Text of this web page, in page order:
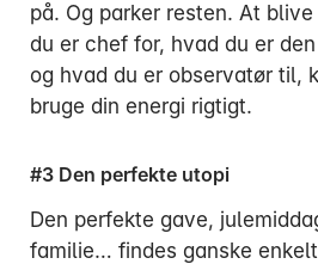
på. Og parker resten. At
du er chef for, hvad du er
og hvad du er observatør til,
bruge din energi rigtigt.
#3 Den perfekte utopi
Den perfekte gave,
familie… findes ganske